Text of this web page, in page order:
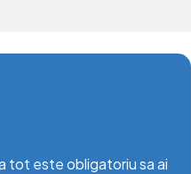
tot este obligatoriu sa ai